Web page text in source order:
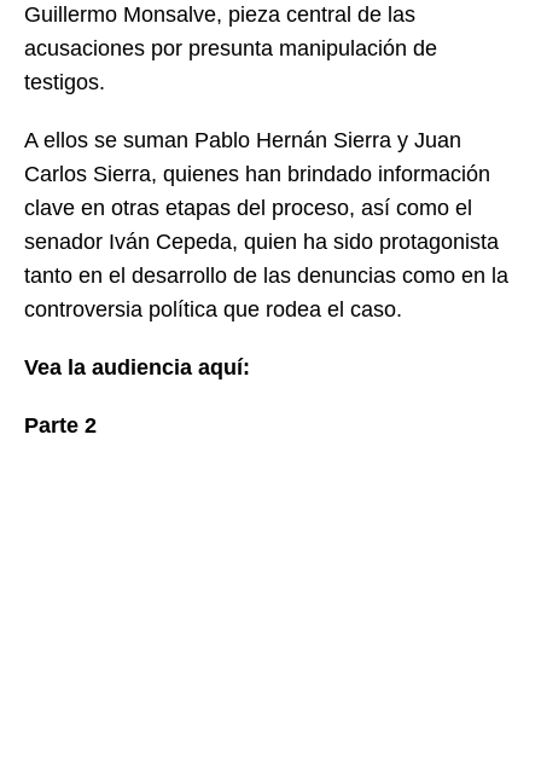
Guillermo Monsalve, pieza central de las
acusaciones por presunta manipulación de
testigos.
A ellos se suman Pablo Hernán Sierra y Juan
Carlos Sierra, quienes han brindado información
clave en otras etapas del proceso, así como el
senador Iván Cepeda, quien ha sido protagonista
tanto en el desarrollo de las denuncias como en la
controversia política que rodea el caso.
Vea la audiencia aquí:
Parte 2